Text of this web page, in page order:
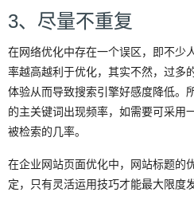
3、尽量不重复
在网络优化中存在一个误区，即不少
率越高越利于优化，其实不然，过多
体验从而导致搜索引擎好感度降低。
的主关键词出现频率，如需要可采用
被检索的几率。
在企业网站页面优化中，网站标题的
定，只有灵活运用技巧才能最大限度